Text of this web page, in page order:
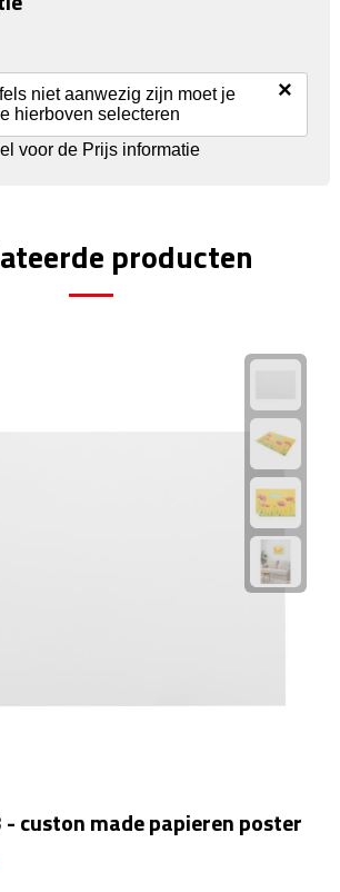
niet aanwezig zijn moet je
hierboven selecteren
×
voor de Prijs informatie
producten
- custon made papieren poster